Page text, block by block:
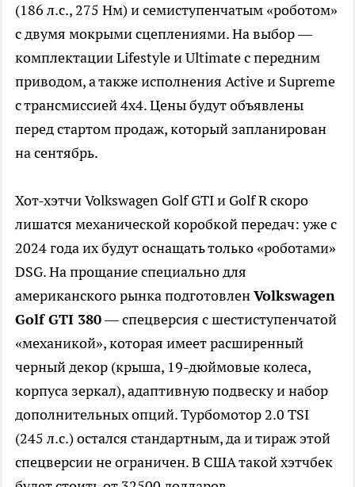
(186 л.с., 275 Нм) и семиступенчатым «роботом»
с двумя мокрыми сцеплениями. На выбор —
комплектации Lifestyle и Ultimate с передним
приводом, а также исполнения Active и Supreme
с трансмиссией 4х4. Цены будут объявлены
перед стартом продаж, который запланирован
на сентябрь.
Хот-хэтчи Volkswagen Golf GTI и Golf R скоро
лишатся механической коробкой передач: уже с
2024 года их будут оснащать только «роботами»
DSG. На прощание специально для
американского рынка подготовленVolkswagen
Golf GTI 380— спецверсия с шестиступенчатой
«механикой», которая имеет расширенный
черный декор (крыша, 19-дюймовые колеса,
корпуса зеркал), адаптивную подвеску и набор
дополнительных опций. Турбомотор 2.0 TSI
(245 л.с.) остался стандартным, да и тираж этой
спецверсии не ограничен. В США такой хэтчбек